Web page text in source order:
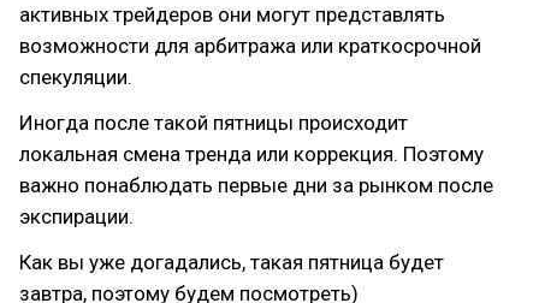
активных трейдеров они могут представлять
возможности для арбитража или краткосрочной
спекуляции.
Иногда после такой пятницы происходит
локальная смена тренда или коррекция. Поэтому
важно понаблюдать первые дни за рынком после
экспирации.
Как вы уже догадались, такая пятница будет
завтра, поэтому будем посмотреть)